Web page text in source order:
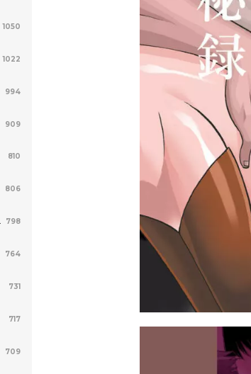
1050
1022
994
909
810
806
798
764
731
717
709